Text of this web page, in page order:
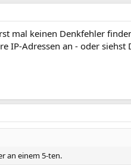
mal keinen Denkfehler
IP-Adressen an - oder siehst
an einem 5-ten.